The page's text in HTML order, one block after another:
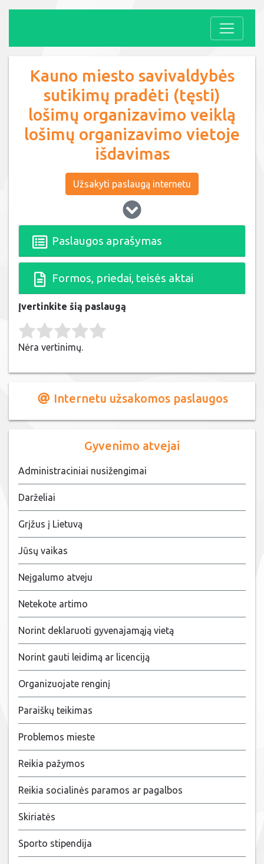
Kauno miesto savivaldybės
sutikimų pradėti (tęsti)
lošimų organizavimo veiklą
lošimų organizavimo vietoje
išdavimas
Užsakyti paslaugą internetu
Paslaugos aprašymas
Formos, priedai, teisės aktai
Įvertinkite šią paslaugą
Rate this item:
Nėra vertinimų.
Internetu užsakomos paslaugos
Gyvenimo atvejai
Administraciniai nusižengimai
Darželiai
Grįžus į Lietuvą
Jūsų vaikas
Neįgalumo atveju
Netekote artimo
Norint deklaruoti gyvenajamąją vietą
Norint gauti leidimą ar licenciją
Organizuojate renginį
Paraiškų teikimas
Problemos mieste
Reikia pažymos
Reikia socialinės paramos ar pagalbos
Skiriatės
Sporto stipendija